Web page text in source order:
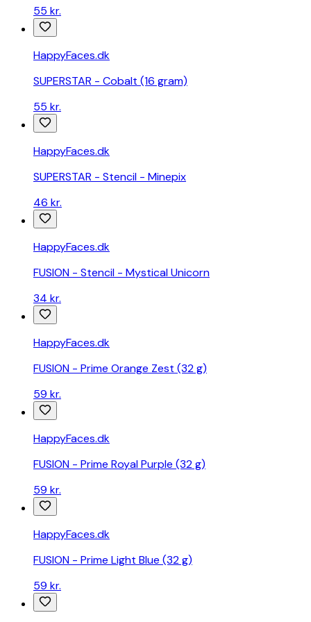
danske
webshops
pool
sammenlign
priser
fra
danske
webshops
Sammenlign
priser
dagscremer
og
find
den
pris
Find
den
bedste
på
økologisk
fra
Naturligolie
55 kr.
HappyFaces.dk
SUPERSTAR - Cobalt (16 gram)
55 kr.
HappyFaces.dk
SUPERSTAR - Stencil - Minepix
46 kr.
HappyFaces.dk
FUSION - Stencil - Mystical Unicorn
34 kr.
HappyFaces.dk
FUSION - Prime Orange Zest (32 g)
59 kr.
HappyFaces.dk
FUSION - Prime Royal Purple (32 g)
59 kr.
HappyFaces.dk
FUSION - Prime Light Blue (32 g)
59 kr.